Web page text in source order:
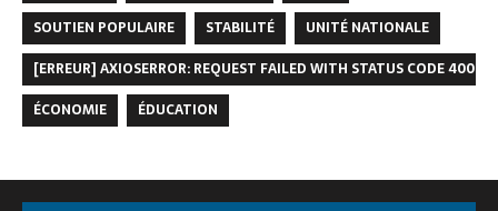
SOUTIEN POPULAIRE
STABILITÉ
UNITÉ NATIONALE
[ERREUR] AXIOSERROR: REQUEST FAILED WITH STATUS CODE 400
ÉCONOMIE
ÉDUCATION